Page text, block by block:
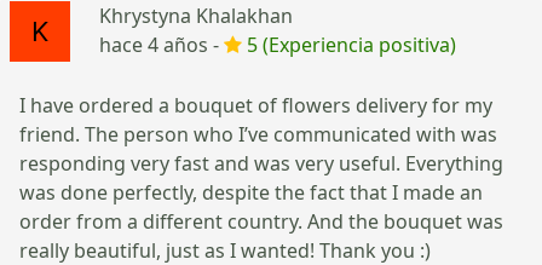
Khrystyna Khalakhan
hace 4 años -
5 (Experiencia positiva)
I have ordered a bouquet of flowers delivery for my
friend. The person who I’ve communicated with was
responding very fast and was very useful. Everything
was done perfectly, despite the fact that I made an
order from a different country. And the bouquet was
really beautiful, just as I wanted! Thank you :)